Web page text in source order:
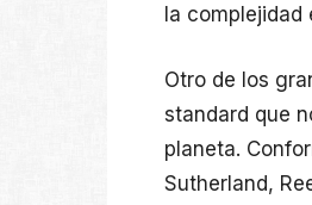
la complejidad
Otro de los
standard que
planeta.
Sutherland,